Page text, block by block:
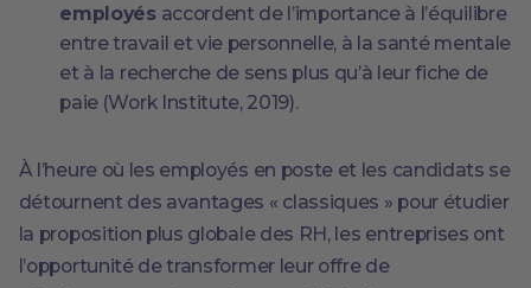
employésaccordent de l’importance à l’équilibre
entre travail et vie personnelle, à la santé mentale
et à la recherche de sens plus qu’à leur fiche de
paie (Work Institute, 2019).
À l’heure où les employés en poste et les candidats se
détournent des avantages « classiques » pour étudier
la proposition plus globale des RH, les entreprises ont
l’opportunité de transformer leur offre de